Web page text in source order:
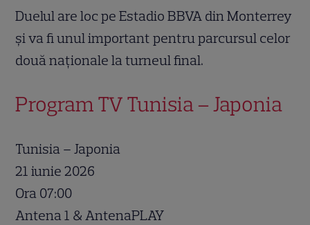
Duelul are loc pe Estadio BBVA din Monterrey
și va fi unul important pentru parcursul celor
două naționale la turneul final.
Program TV Tunisia – Japonia
Tunisia – Japonia
21 iunie 2026
Ora 07:00
Antena 1 & AntenaPLAY